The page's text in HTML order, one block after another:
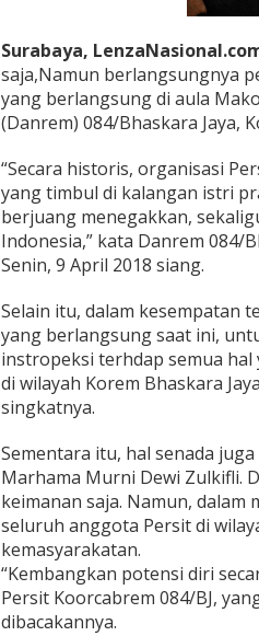
Surabaya,
saja,Namun berlangsungnya
yang berlangsung di aula
(Danrem) 084/Bhaskara Jaya,
“Secara historis, organisasi
yang timbul di kalangan istri
berjuang menegakkan,
Indonesia,” kata Danrem 084/
Senin, 9 April 2018 siang.
Selain itu, dalam kesempatan
yang berlangsung saat ini,
instropeksi terhdap semua
di wilayah Korem Bhaskara
singkatnya.
Sementara itu, hal senada
Marhama Murni Dewi Zulkifli.
keimanan saja. Namun,
seluruh anggota Persit di
kemasyarakatan.
“Kembangkan potensi diri
Persit Koorcabrem 084/BJ,
dibacakannya.